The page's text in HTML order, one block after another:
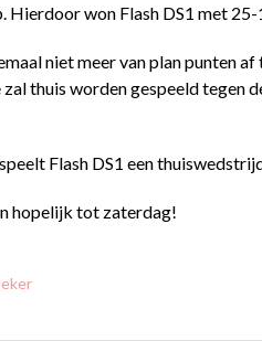
Hierdoor won Flash DS1 met 25-
niet meer van plan punten
zal thuis worden gespeeld
Flash DS1 een
hopelijk tot zaterdag!